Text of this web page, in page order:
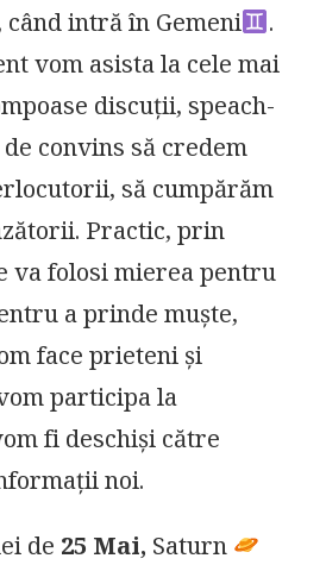
când intră în Gemeni
.
vom asista la cele mai
discuții, speach-
convins să credem
să cumpărăm
Practic, prin
va folosi mierea pentru
a prinde muște,
face prieteni și
participa la
fi deschiși către
noi.
de 25 Mai, Saturn